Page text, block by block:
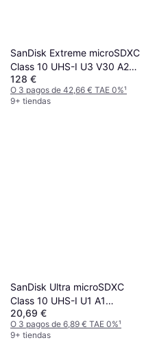
SanDisk Extreme microSDXC
Class 10 UHS-I U3 V30 A2
160/90MB/s 512GB
128 €
O 3 pagos de 42,66 € TAE 0%¹
9+ tiendas
SanDisk Ultra microSDXC
Class 10 UHS-I U1 A1
140MB/s 128GB +Adapter
20,69 €
O 3 pagos de 6,89 € TAE 0%¹
9+ tiendas